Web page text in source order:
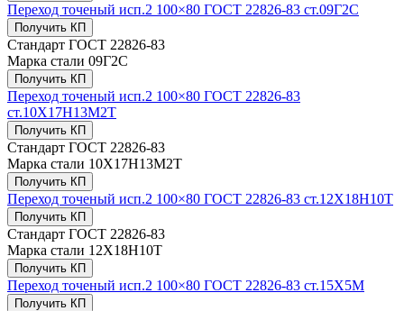
Переход точеный исп.2 100×80 ГОСТ 22826-83 ст.09Г2С
Получить КП
Стандарт ГОСТ 22826-83
Марка стали 09Г2С
Получить КП
Переход точеный исп.2 100×80 ГОСТ 22826-83
ст.10Х17Н13М2Т
Получить КП
Стандарт ГОСТ 22826-83
Марка стали 10Х17Н13М2Т
Получить КП
Переход точеный исп.2 100×80 ГОСТ 22826-83 ст.12Х18Н10Т
Получить КП
Стандарт ГОСТ 22826-83
Марка стали 12Х18Н10Т
Получить КП
Переход точеный исп.2 100×80 ГОСТ 22826-83 ст.15Х5М
Получить КП